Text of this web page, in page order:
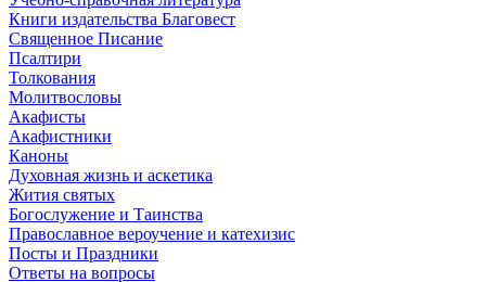
Книги издательства Благовест
Священное Писание
Псалтири
Толкования
Молитвословы
Акафисты
Акафистники
Каноны
Духовная жизнь и аскетика
Жития святых
Богослужение и Таинства
Православное вероучение и катехизис
Посты и Праздники
Ответы на вопросы